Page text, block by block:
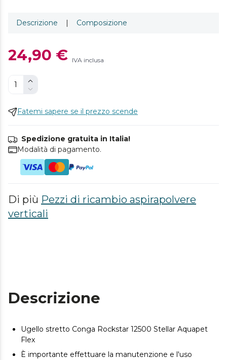
Descrizione | Composizione
24,90 € IVA inclusa
Fatemi sapere se il prezzo scende
Spedizione gratuita in Italia!
Modalità di pagamento.
Di più Pezzi di ricambio aspirapolvere
verticali
Descrizione
Ugello stretto Conga Rockstar 12500 Stellar Aquapet
Flex
È importante effettuare la manutenzione e l'uso